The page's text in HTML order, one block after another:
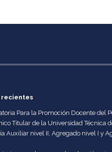
recientes
Para la Promoción Docente del
Titular de la Universidad Técnica
Auxiliar nivel II, Agregado nivel I y